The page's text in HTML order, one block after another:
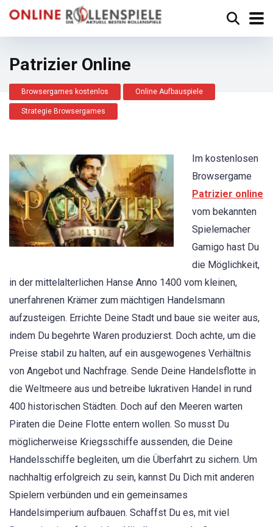
Patrizier Online
Browsergames kostenlos Online Aufbauspiele
Strategie Browsergames
Im kostenlosen
Browsergame
Patrizier online
vom bekannten
Spielemacher
Gamigo hast Du
die Möglichkeit,
in der mittelalterlichen Hanse Anno 1400 vom kleinen,
unerfahrenen Krämer zum mächtigen Handelsmann
aufzusteigen. Errichte Deine Stadt und baue sie weiter aus,
indem Du begehrte Waren produzierst. Doch achte, um die
Preise stabil zu halten, auf ein ausgewogenes Verhältnis
von Angebot und Nachfrage. Sende Deine Handelsflotte in
die Weltmeere aus und betreibe lukrativen Handel in rund
400 historischen Städten. Doch auf den Meeren warten
Piraten die Deine Flotte entern wollen. So musst Du
möglicherweise Kriegsschiffe aussenden, die Deine
Handelsschiffe begleiten, um die Überfahrt zu sichern. Um
nachhaltig erfolgreich zu sein, kannst Du Dich mit anderen
Spielern verbünden und ein gemeinsames
Handelsimperium aufbauen. Schaffst Du es, mit viel